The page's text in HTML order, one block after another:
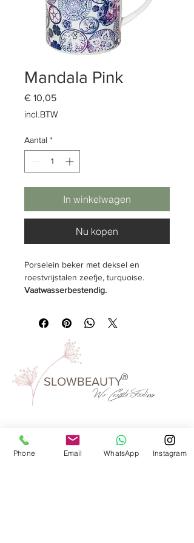
Mandala Pink
€ 10,05Prijs
incl.BTW
Aantal *
In winkelwagen
Nu kopen
Porselein beker met deksel en
roestvrijstalen zeefje, turquoise.
Vaatwasserbestendig.
Inhoud & Omvang:0,3 liter, Ø 80 mm,
hoogte 110 mm.
Verpakkingseenheid:
Kleur:
porselein pink mandala, bedrukt
SLOWBEAUTY
We CreateFeeling
®
Waarom SlowBeauty
Informatie voor salons
Phone Email WhatsApp Instagram